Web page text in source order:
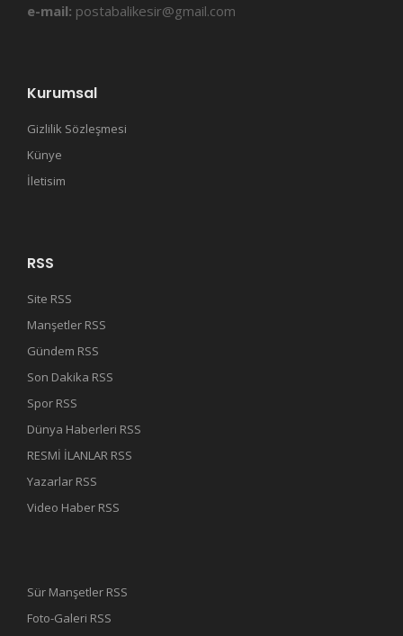
e-mail: postabalikesir@gmail.com
Kurumsal
Gizlilik Sözleşmesi
Künye
İletisim
RSS
Site RSS
Manşetler RSS
Gündem RSS
Son Dakika RSS
Spor RSS
Dünya Haberleri RSS
RESMİ İLANLAR RSS
Yazarlar RSS
Video Haber RSS
Sür Manşetler RSS
Foto-Galeri RSS